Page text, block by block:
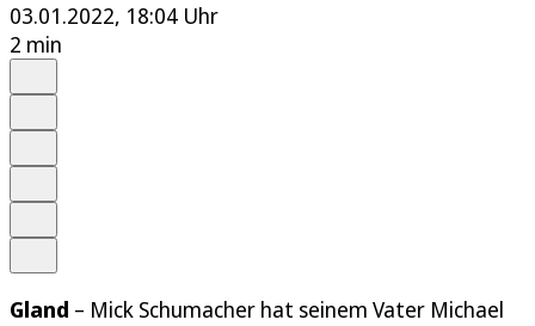
03.01.2022, 18:04 Uhr
2 min
Gland – Mick Schumacher hat seinem Vater Michael